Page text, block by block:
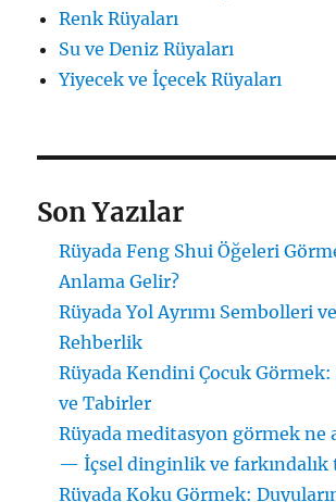
Renk Rüyaları
Su ve Deniz Rüyaları
Yiyecek ve İçecek Rüyaları
Son Yazılar
Rüyada Feng Shui Öğeleri
Anlama Gelir?
Rüyada Yol Ayrımı Sembolleri
Rehberlik
Rüyada Kendini Çocuk Görmek:
ve Tabirler
Rüyada meditasyon görmek ne
— İçsel dinginlik ve farkındalık
Rüyada Koku Görmek: